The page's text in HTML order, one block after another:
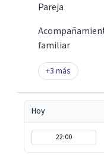
Pareja
familiar
+3 más
Hoy
22:00